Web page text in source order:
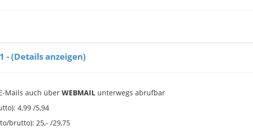
- (Details anzeigen)
Mails auch über WEBMAILunterwegs abrufbar
4,99 /5,94
brutto): 25,- /29,75